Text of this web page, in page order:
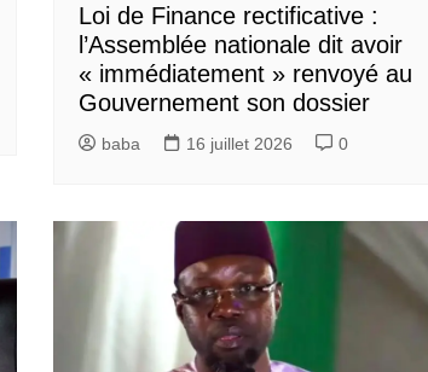
Loi de Finance rectificative :
l’Assemblée nationale dit avoir
« immédiatement » renvoyé au
Gouvernement son dossier
baba 16 juillet 2026 0